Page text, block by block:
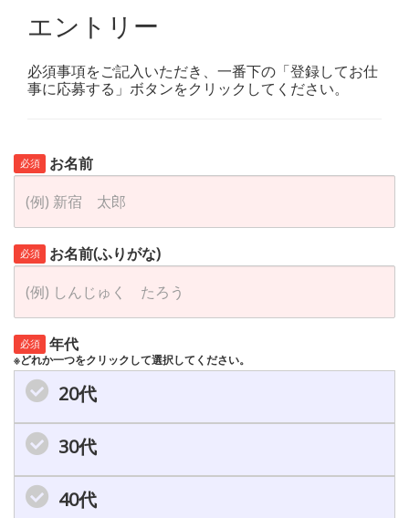
エントリー
必須事項をご記入いただき、一番下の「登録してお仕
事に応募する」ボタンをクリックしてください。
必須 お名前
必須 お名前(ふりがな)
必須 年代
※どれか一つをクリックして選択してください。
20代
30代
40代